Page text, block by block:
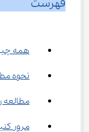
فهرست
همه
نحوه
مطالعه
مرور